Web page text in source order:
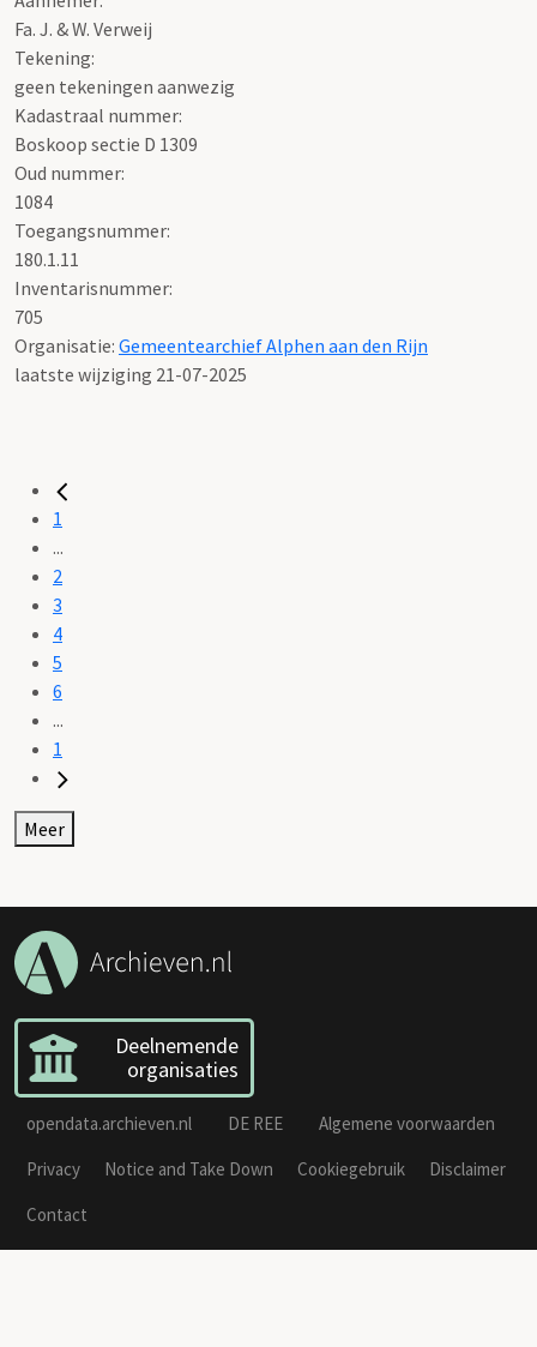
Fa. J. & W. Verweij
Tekening:
geen tekeningen aanwezig
Kadastraal nummer:
Boskoop sectie D 1309
Oud nummer:
1084
Toegangsnummer:
180.1.11
Inventarisnummer:
705
Organisatie: Gemeentearchief Alphen aan den Rijn
laatste wijziging 21-07-2025
1
...
2
3
4
5
6
...
1
Meer
Deelnemende
organisaties
opendata.archieven.nl DE REE
Algemene voorwaarden
Privacy
Notice and Take Down Cookiegebruik
Disclaimer
Contact